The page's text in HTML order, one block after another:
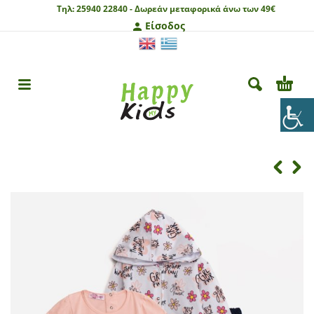
Τηλ:25940 22840 -Δωρεάν μεταφορικά άνω των 49€
Είσοδος